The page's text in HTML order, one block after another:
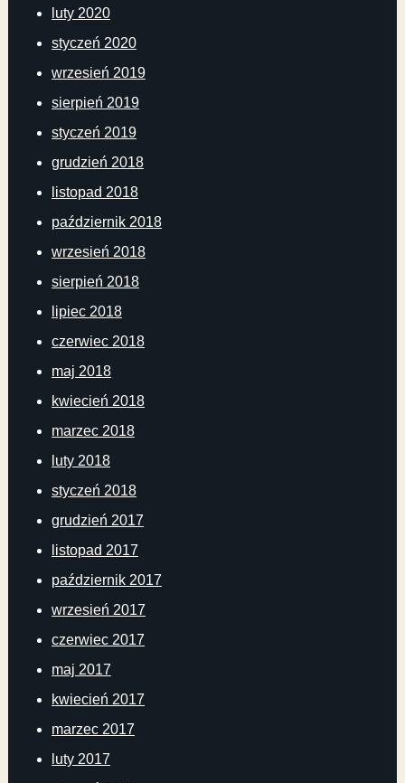
luty 2020
styczeń 2020
wrzesień 2019
sierpień 2019
styczeń 2019
grudzień 2018
listopad 2018
październik 2018
wrzesień 2018
sierpień 2018
lipiec 2018
czerwiec 2018
maj 2018
kwiecień 2018
marzec 2018
luty 2018
styczeń 2018
grudzień 2017
listopad 2017
październik 2017
wrzesień 2017
czerwiec 2017
maj 2017
kwiecień 2017
marzec 2017
luty 2017